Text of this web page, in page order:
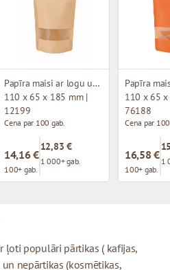
Papīra maisi ar logu un zip-lock aizdari
110 x 65 x 185 mm |
12199
Cena par 100 gab.
14,16 €
100+ gab.
12,83 €
1 000+ gab.
110 x 65
76188
Cena par
16,58 €
100+ gab.
1
ļoti populāri pārtikas ( kafijas,
nepārtikas (kosmētikas,